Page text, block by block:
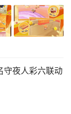
守夜人彩六联动